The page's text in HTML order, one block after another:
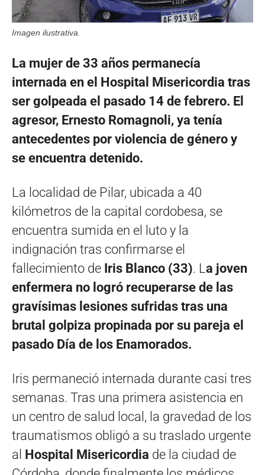
Imagen ilustrativa.
La mujer de 33 años permanecía
internada en el Hospital Misericordia tras
ser golpeada el pasado 14 de febrero. El
agresor, Ernesto Romagnoli, ya tenía
antecedentes por violencia de género y
se encuentra detenido.
La localidad de Pilar, ubicada a 40
kilómetros de la capital cordobesa, se
encuentra sumida en el luto y la
indignación tras confirmarse el
fallecimiento de Iris Blanco (33). La joven
enfermera no logró recuperarse de las
gravísimas lesiones sufridas tras una
brutal golpiza propinada por su pareja el
pasado Día de los Enamorados.
Iris permaneció internada durante casi tres
semanas. Tras una primera asistencia en
un centro de salud local, la gravedad de los
traumatismos obligó a su traslado urgente
al Hospital Misericordia de la ciudad de